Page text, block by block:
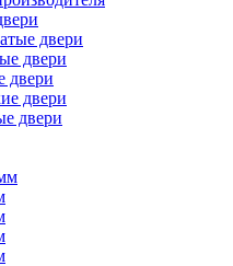
двери
двери
двери
двери
двери